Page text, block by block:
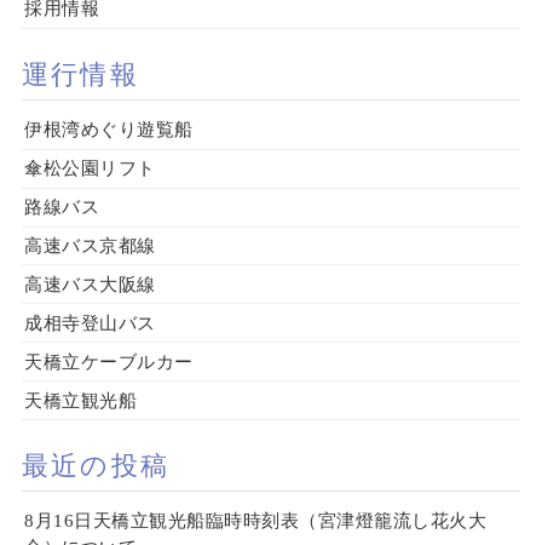
採用情報
運行情報
伊根湾めぐり遊覧船
傘松公園リフト
路線バス
高速バス京都線
高速バス大阪線
成相寺登山バス
天橋立ケーブルカー
天橋立観光船
最近の投稿
8月16日天橋立観光船臨時時刻表（宮津燈籠流し花火大